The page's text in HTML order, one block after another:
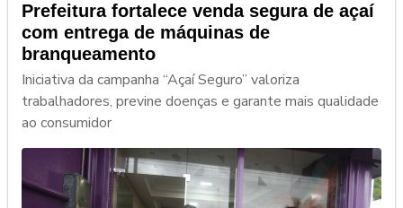
Prefeitura fortalece venda segura de açaí
com entrega de máquinas de
branqueamento
Iniciativa da campanha “Açaí Seguro” valoriza
trabalhadores, previne doenças e garante mais qualidade
ao consumidor